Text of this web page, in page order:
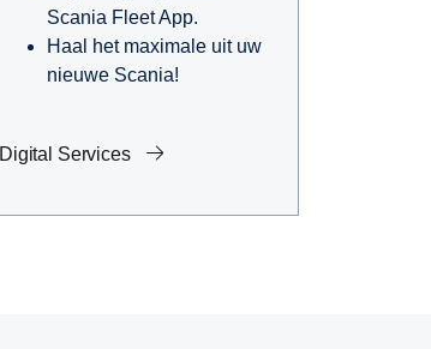
Scania Fleet App.
Haal het maximale uit uw
nieuwe Scania!
Digital Services